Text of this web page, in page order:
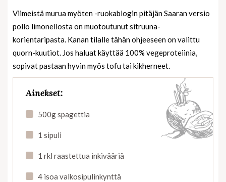
Viimeistä murua myöten -ruokablogin pitäjän Saaran versio
pollo limonellosta on muotoutunut sitruuna-
korientaripasta. Kanan tilalle tähän ohjeeseen on valittu
quorn-kuutiot. Jos haluat käyttää 100% vegeproteiinia,
sopivat pastaan hyvin myös tofu tai kikherneet.
Ainekset:
500g spagettia
1 sipuli
1 rkl raastettua inkivääriä
4 isoa valkosipulinkynttä